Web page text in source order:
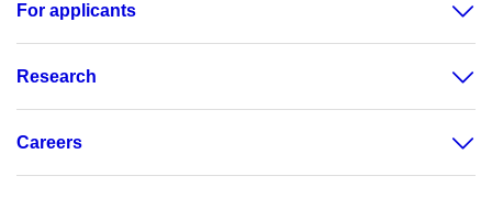
For applicants
Research
Careers